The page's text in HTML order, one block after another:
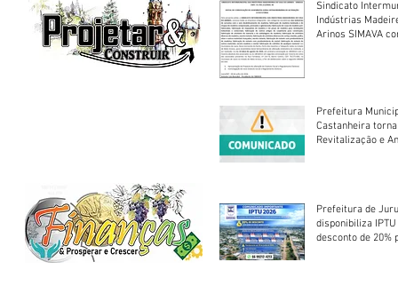
Sindicato
Indústrias
Arinos SIMAVA convoca à
Prefeitura
Castanheira
Revitalização e
Prefeitura de
disponibiliza
desconto de 20%